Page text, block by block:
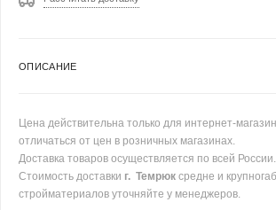
ОПИСАНИЕ
Цена действительна только для интернет-
отличаться от цен в розничных магазинах.
Доставка товаров осуществляется по всей России.
Стоимость доставки г. Темрюк средне и
стройматериалов уточняйте у менеджеров.